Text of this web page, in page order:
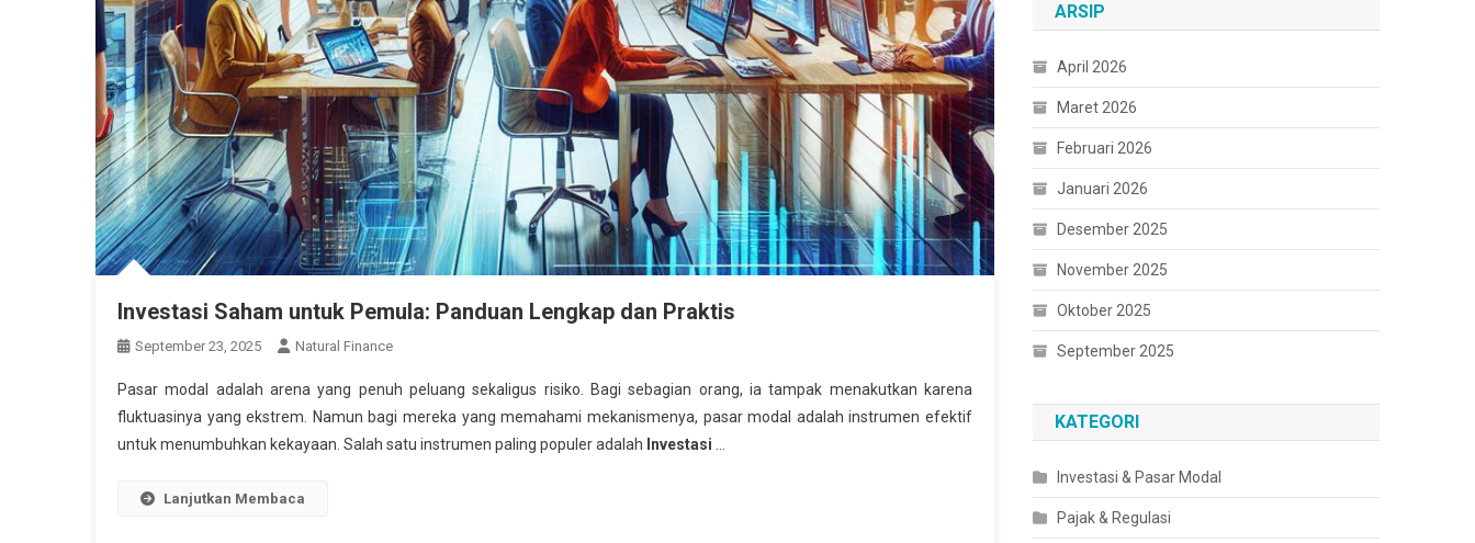
Investasi Saham untuk Pemula: Panduan Lengkap dan Praktis
September 23, 2025 Natural Finance
Pasar modal adalah arena yang penuh peluang sekaligus risiko. Bagi sebagian orang, ia tampak menakutkan karena
fluktuasinya yang ekstrem. Namun bagi mereka yang memahami mekanismenya, pasar modal adalah instrumen efektif
untuk menumbuhkan kekayaan. Salah satu instrumen paling populer adalah Investasi
Lanjutkan Membaca
ARSIP
April 2026
Maret 2026
Februari 2026
Januari 2026
Desember 2025
November 2025
Oktober 2025
September 2025
KATEGORI
Investasi & Pasar Modal
Pajak & Regulasi